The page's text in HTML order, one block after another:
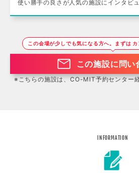
使い勝手の良さが人気の施設にインタビ
この会場が少しでも気になる方へ。まずは カ
この施設に問い
※こちらの施設は、CO-MIT予約センター
INFORMATION